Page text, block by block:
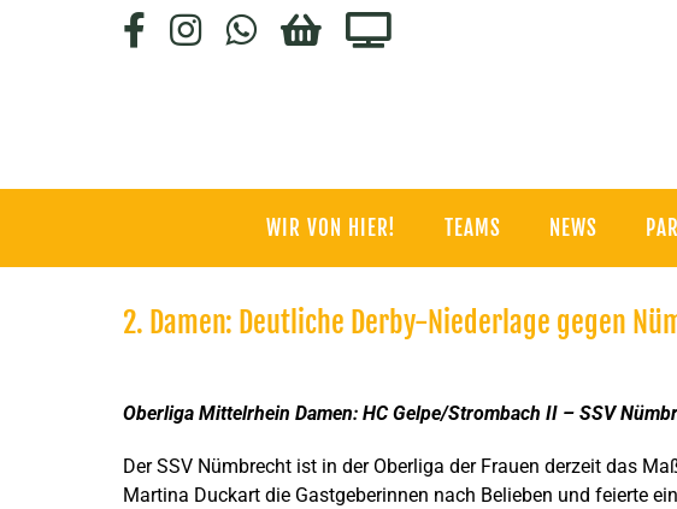
Facebook
Instagram
WhatsApp
HC-Staige.tv
WIR VON HIER! TEAMS NEWS
2. Damen: Deutliche Derby-Niederlage gegen
grösseres
Oberliga Mittelrhein Damen: HC Gelpe/Strombach II – SSV
Der SSV Nümbrecht ist in der Oberliga der Frauen derzeit das
Martina Duckart die Gastgeberinnen nach Belieben und feierte